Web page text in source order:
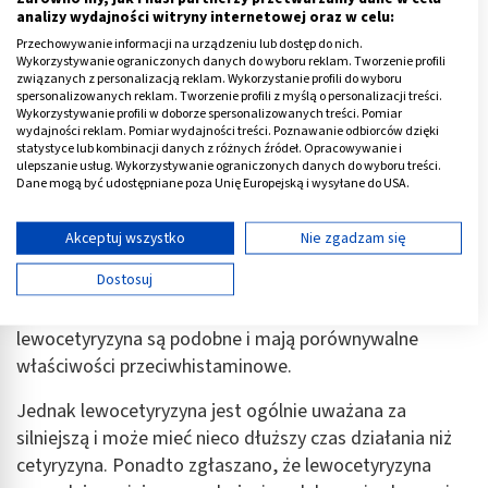
najlepszego do najgorszego. Duże znaczenie ma tutaj
indywidualny profil pacjenta - dla jednego lepsza będzie
bilastyna, a dla kogoś innego cetyryzyna.
Warto jednak wspomnieć o różnicy między
cetyryzyną a lewocetyryzyną.Otóż w lekach
zawierających cetyryzynę w dawce 10 mg tak naprawdę
związku (czyli lewo i prawoskrętnej cetyryzyny, z której
tylko ta lewoskrętna wykazuje aktywność biologiczną).
lewocetyryzyna są podobne i mają porównywalne
właściwości przeciwhistaminowe.
Jednak lewocetyryzyna jest ogólnie uważana za
silniejszą i może mieć nieco dłuższy czas działania niż
cetyryzyna. Ponadto zgłaszano, że lewocetyryzyna
analizy wydajności witryny internetowej oraz w celu:
Przechowywanie informacji na urządzeniu lub dostęp do nich.
Wykorzystywanie ograniczonych danych do wyboru reklam. Tworzenie profili
związanych z personalizacją reklam. Wykorzystanie profili do wyboru
spersonalizowanych reklam. Tworzenie profili z myślą o personalizacji treści.
Wykorzystywanie profili w doborze spersonalizowanych treści. Pomiar
wydajności reklam. Pomiar wydajności treści. Poznawanie odbiorców dzięki
statystyce lub kombinacji danych z różnych źródeł. Opracowywanie i
ulepszanie usług. Wykorzystywanie ograniczonych danych do wyboru treści.
Dane mogą być udostępniane poza Unię Europejską i wysyłane do USA.
Wyświetl listę partnerów (11 dostawców IAB)
Używamy Twoich danych w następujących celach:
Cele przetwarzania IAB:
Przechowywanie informacji na urządzeniu lub
dostęp do nich
wyboru reklam
Tworzenie profili w celu spersonalizowanych
reklam
Akceptuj wszystko
Nie zgadzam się
Dostosuj